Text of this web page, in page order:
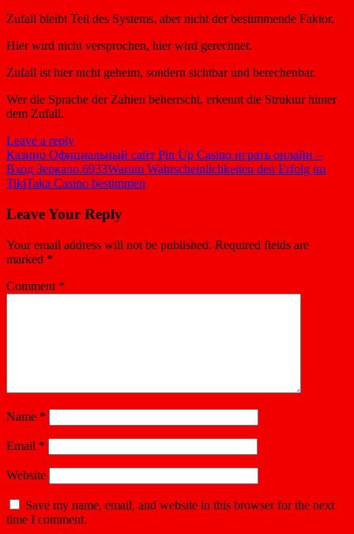
Zufall bleibt Teil des Systems, aber nicht der bestimmende Faktor.
Hier wird nicht versprochen, hier wird gerechnet.
Zufall ist hier nicht geheim, sondern sichtbar und berechenbar.
Wer die Sprache der Zahlen beherrscht, erkennt die Struktur hinter
dem Zufall.
Leave a reply
Казино Официальный сайт Pin Up Casino играть онлайн –
Вход Зеркало.6933Warum Wahrscheinlichkeiten den Erfolg im
TikiTaka Casino bestimmen
Leave Your Reply
Your email address will not be published. Required fields are
marked *
Comment *
Name *
Email *
Website
Save my name, email, and website in this browser for the next
time I comment.